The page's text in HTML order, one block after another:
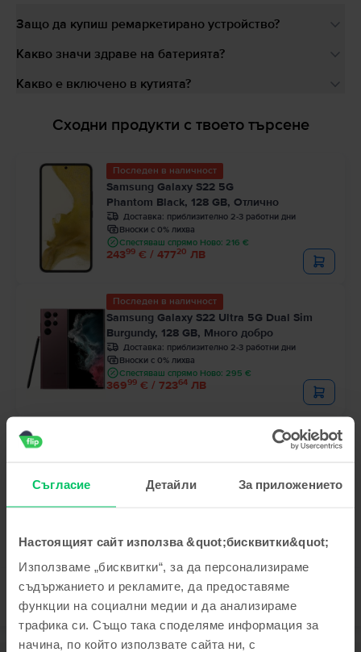
Съгласие Детайли За приложението
Настоящият сайт използва &quot;бисквитки&quot;
Използваме „бисквитки“, за да персонализираме
съдържанието и рекламите, да предоставяме
функции на социални медии и да анализираме
трафика си. Също така споделяме информация за
начина, по който използвате сайта ни, с
Защо да купиш ремаркетирано устройство?
Какво значи здраве на батерията?
Какво е включено в кутията?
Сходни продукти с твоето търсене
Последен в наличност
Samsung Galaxy S22 5G
Phantom Black, 128 GB, Отлично
Доставка: приблизително 2-3 работни дни
Вноски с 0% лихва
Спестяваш спрямо Ново: 216 €
24399 € / 47720 ЛВ
Последен в наличност
Samsung Galaxy S22 Ultra 5G Dual Sim
Burgundy, 128 GB, Много добро
Доставка: приблизително 2-3 работни дни
Вноски с 0% лихва
Спестяваш спрямо Ново: 295 €
36999 € / 72364 ЛВ
Доставка:
приблизително 2-3 работни дни
Вноски с 0% лихва